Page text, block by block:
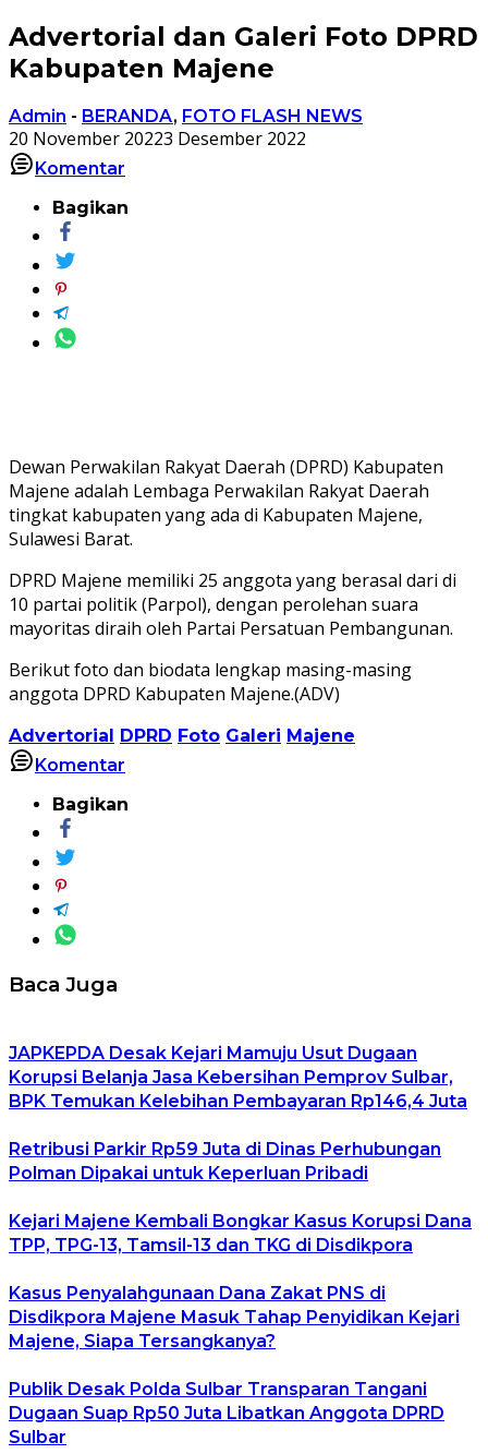
Advertorial dan Galeri Foto DPRD
Kabupaten Majene
Admin - BERANDA, FOTO FLASH NEWS
20 November 20223 Desember 2022
Komentar
Bagikan
Dewan Perwakilan Rakyat Daerah (DPRD) Kabupaten
Majene adalah Lembaga Perwakilan Rakyat Daerah
tingkat kabupaten yang ada di Kabupaten Majene,
Sulawesi Barat.
DPRD Majene memiliki 25 anggota yang berasal dari di
10 partai politik (Parpol), dengan perolehan suara
mayoritas diraih oleh Partai Persatuan Pembangunan.
Berikut foto dan biodata lengkap masing-masing
anggota DPRD Kabupaten Majene.(ADV)
Advertorial DPRD Foto Galeri Majene
Komentar
Bagikan
Baca Juga
JAPKEPDA Desak Kejari Mamuju Usut Dugaan
Korupsi Belanja Jasa Kebersihan Pemprov Sulbar,
BPK Temukan Kelebihan Pembayaran Rp146,4 Juta
Retribusi Parkir Rp59 Juta di Dinas Perhubungan
Polman Dipakai untuk Keperluan Pribadi
Kejari Majene Kembali Bongkar Kasus Korupsi Dana
TPP, TPG-13, Tamsil-13 dan TKG di Disdikpora
Kasus Penyalahgunaan Dana Zakat PNS di
Disdikpora Majene Masuk Tahap Penyidikan Kejari
Majene, Siapa Tersangkanya?
Publik Desak Polda Sulbar Transparan Tangani
Dugaan Suap Rp50 Juta Libatkan Anggota DPRD
Sulbar